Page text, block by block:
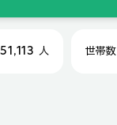
人 世帯数